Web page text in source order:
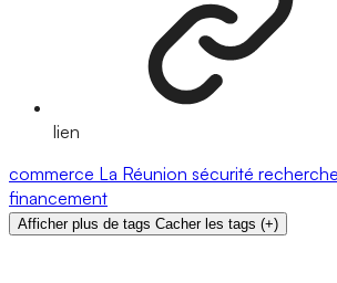
lien
commerce La Réunion sécurité recherche
financement
Afficher plus de tags Cacher les tags (+)